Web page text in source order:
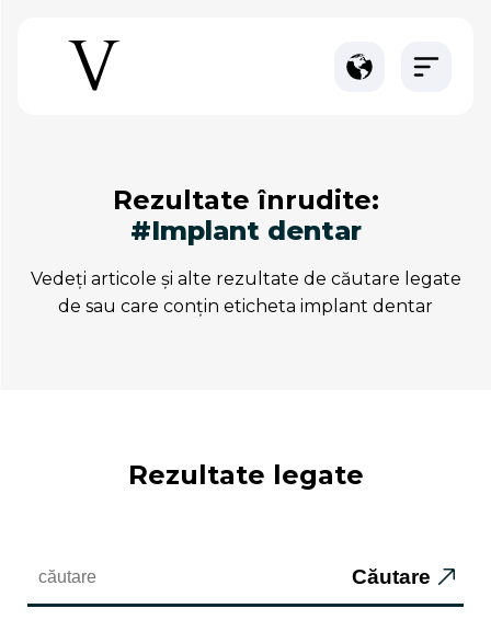
rezultate înrudite:
#implant dentar
vedeți articole și alte rezultate de căutare legate
de sau care conțin eticheta implant dentar
rezultate legate
Căutare